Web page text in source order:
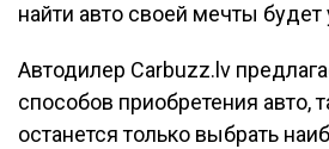
найти авто своей мечты будет
Автодилер Carbuzz.lv
способов приобретения авто,
останется только выбрать